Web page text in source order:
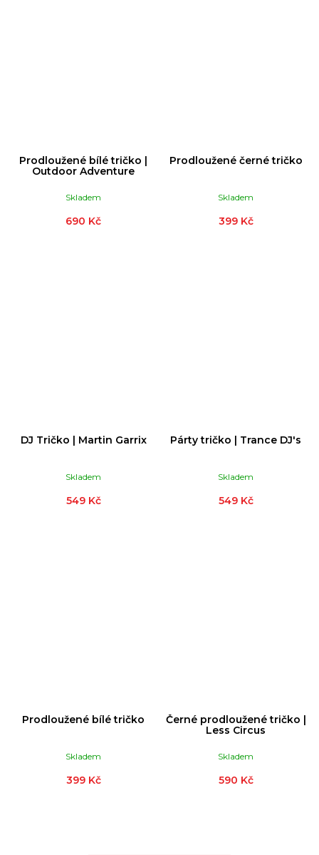
Prodloužené bílé tričko |
Outdoor Adventure
Skladem
690 Kč
Prodloužené černé tričko
Skladem
399 Kč
DJ Tričko | Martin Garrix
Skladem
549 Kč
Párty tričko | Trance DJ's
Skladem
549 Kč
Prodloužené bílé tričko
Skladem
399 Kč
Černé prodloužené tričko |
Less Circus
Skladem
590 Kč